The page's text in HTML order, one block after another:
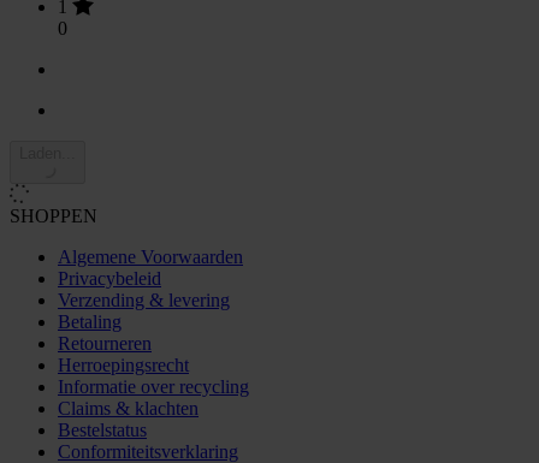
1
0
SHOPPEN
Algemene Voorwaarden
Privacybeleid
Verzending & levering
Betaling
Retourneren
Herroepingsrecht
Informatie over recycling
Claims & klachten
Bestelstatus
Conformiteitsverklaring